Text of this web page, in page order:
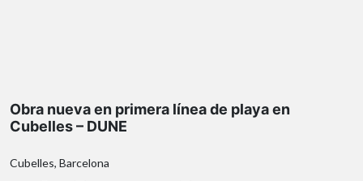
Obra nueva en primera línea de playa en
Cubelles – DUNE
Cubelles, Barcelona